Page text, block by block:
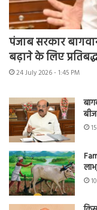
पंजाब सरकार
बढ़ाने के लिए
24 July 2026 - 1:45 PM